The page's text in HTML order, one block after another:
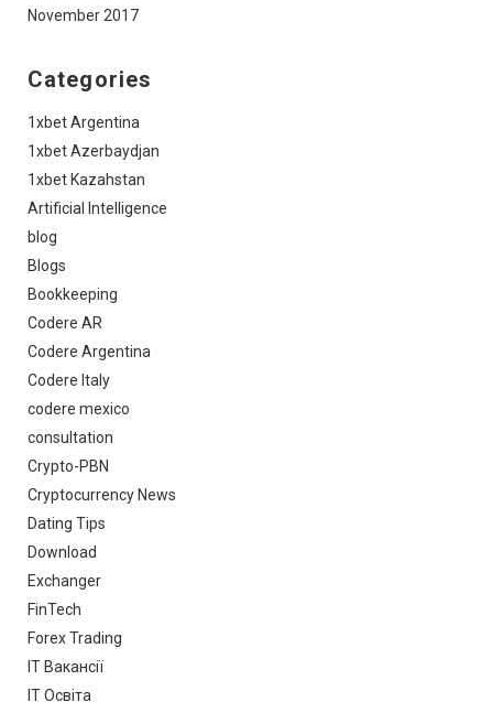
November 2017
Categories
1xbet Argentina
1xbet Azerbaydjan
1xbet Kazahstan
Artificial Intelligence
blog
Blogs
Bookkeeping
Codere AR
Codere Argentina
Codere Italy
codere mexico
consultation
Crypto-PBN
Cryptocurrency News
Dating Tips
Download
Exchanger
FinTech
Forex Trading
IT Вакансії
IT Освіта